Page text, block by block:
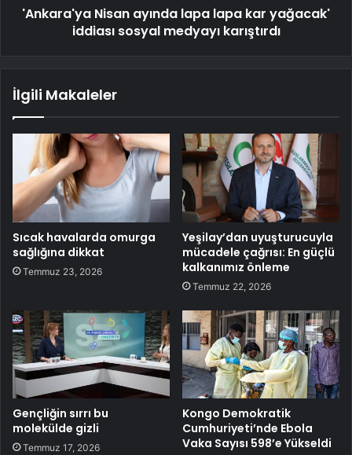
'Ankara'ya Nisan ayında lapa lapa kar yağacak'
iddiası sosyal medyayı karıştırdı
İlgili Makaleler
Sıcak havalarda omurga
sağlığına dikkat
Temmuz 23, 2026
Yeşilay’dan uyuşturucuyla
mücadele çağrısı: En güçlü
kalkanımız önleme
Temmuz 22, 2026
Gençliğin sırrı bu
molekülde gizli
Temmuz 17, 2026
Kongo Demokratik
Cumhuriyeti’nde Ebola
Vaka Sayısı 598’e Yükseldi